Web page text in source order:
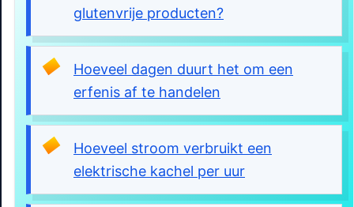
glutenvrije producten?
Hoeveel dagen duurt het om een
erfenis af te handelen
Hoeveel stroom verbruikt een
elektrische kachel per uur